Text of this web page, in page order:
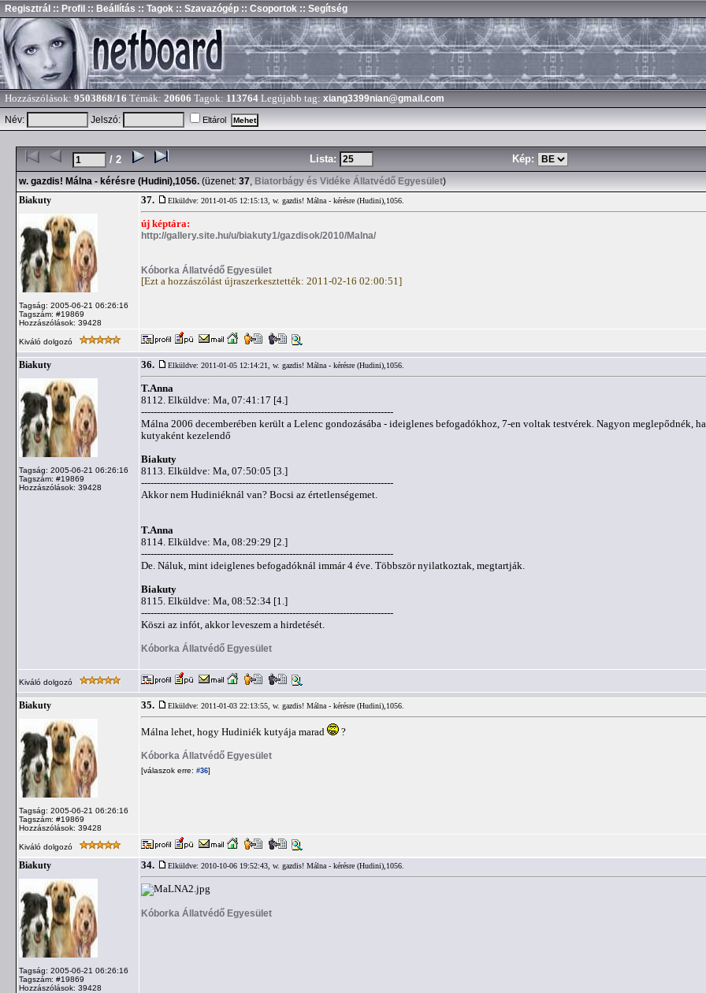
Regisztrál :: Profil :: Beállítás :: Tagok :: Szavazógép :: Csoportok :: Segítség
Hozzászólások: 9503868/16 Témák: 20606 Tagok: 113764 Legújabb tag: xiang3399nian@gmail.com
Név: Jelszó: Eltárol
/ 2 Lista: Kép:
w. gazdis! Málna - kérésre (Hudini),1056. (üzenet: 37, Biatorbágy és Vidéke Állatvédő Egyesület)
Biakuty
Tagság: 2005-06-21 06:26:16
Tagszám: #19869
Hozzászólások: 39428
37. Elküldve: 2011-01-05 12:15:13, w. gazdis! Málna - kérésre (Hudini),1056.
új képtára:
http://gallery.site.hu/u/biakuty1/gazdisok/2010/Malna/
Kóborka Állatvédő Egyesület
[Ezt a hozzászólást újraszerkesztették: 2011-02-16 02:00:51]
Kiváló dolgozó
Biakuty
Tagság: 2005-06-21 06:26:16
Tagszám: #19869
Hozzászólások: 39428
36. Elküldve: 2011-01-05 12:14:21, w. gazdis! Málna - kérésre (Hudini),1056.
T.Anna
8112. Elküldve: Ma, 07:41:17 [4.]
--------------------------------------------------------------------------------
Málna 2006 decemberében került a Lelenc gondozásába - ideiglenes befogadókhoz, 7-en voltak testvérek. Nagyon meglepődnék,
kutyaként kezelendő
Biakuty
8113. Elküldve: Ma, 07:50:05 [3.]
--------------------------------------------------------------------------------
Akkor nem Hudiniéknál van? Bocsi az értetlenségemet.
T.Anna
8114. Elküldve: Ma, 08:29:29 [2.]
--------------------------------------------------------------------------------
De. Náluk, mint ideiglenes befogadóknál immár 4 éve. Többször nyilatkoztak, megtartják.
Biakuty
8115. Elküldve: Ma, 08:52:34 [1.]
--------------------------------------------------------------------------------
Köszi az infót, akkor leveszem a hirdetését.
Kóborka Állatvédő Egyesület
Kiváló dolgozó
Biakuty
Tagság: 2005-06-21 06:26:16
Tagszám: #19869
Hozzászólások: 39428
35. Elküldve: 2011-01-03 22:13:55, w. gazdis! Málna - kérésre (Hudini),1056.
Málna lehet, hogy Hudiniék kutyája marad ?
Kóborka Állatvédő Egyesület
[válaszok erre: #36]
Kiváló dolgozó
Biakuty
Tagság: 2005-06-21 06:26:16
Tagszám: #19869
Hozzászólások: 39428
34. Elküldve: 2010-10-06 19:52:43, w. gazdis! Málna - kérésre (Hudini),1056.
Kóborka Állatvédő Egyesület